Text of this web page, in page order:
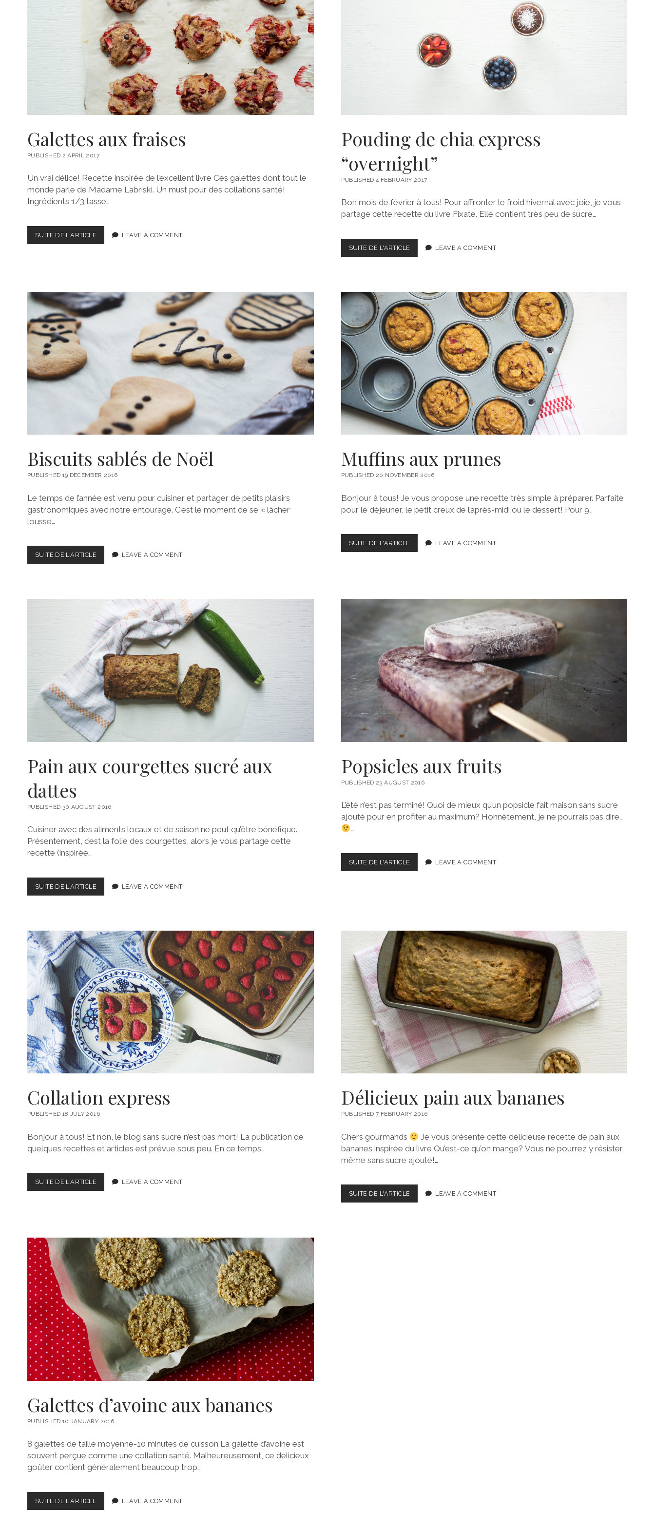
Galettes aux fraises
PUBLISHED 2 APRIL 2017
Un vrai délice! Recette inspirée de l’excellent livre Ces galettes dont tout le
monde parle de Madame Labriski. Un must pour des collations santé!
Ingrédients 1/3 tasse…
SUITE DE L'ARTICLEGALETTES
AUX
LEAVE A COMMENT
Pouding de chia express
“overnight”
PUBLISHED 4 FEBRUARY 2017
Bon mois de février à tous! Pour affronter le froid hivernal avec joie, je vous
partage cette recette du livre Fixate. Elle contient très peu de sucre…
SUITE DE L'ARTICLE POUDING
DE
LEAVE A COMMENT
Biscuits sablés de Noël
PUBLISHED 19 DECEMBER 2016
Le temps de l’année est venu pour cuisiner et partager de petits plaisirs
gastronomiques avec notre entourage. C’est le moment de se « lâcher
lousse…
SUITE DE L'ARTICLEBISCUITS
SABLÉS
LEAVE A COMMENT
Muffins aux prunes
PUBLISHED 20 NOVEMBER 2016
Bonjour à tous! Je vous propose une recette très simple à préparer. Parfaite
pour le déjeuner, le petit creux de l’après-midi ou le dessert! Pour 9…
SUITE DE L'ARTICLE MUFFINS
AUX
LEAVE A COMMENT
Pain aux courgettes sucré aux
dattes
PUBLISHED 30 AUGUST 2016
Cuisiner avec des aliments locaux et de saison ne peut qu’être bénéfique.
Présentement, c’est la folie des courgettes, alors je vous partage cette
recette (inspirée…
SUITE DE L'ARTICLEPAIN
AUX
DATTES
LEAVE A COMMENT
Popsicles aux fruits
PUBLISHED 23 AUGUST 2016
L’été n’est pas terminé! Quoi de mieux qu’un popsicle fait maison sans sucre
ajouté pour en profiter au maximum? Honnêtement, je ne pourrais pas dire…
…
SUITE DE L'ARTICLE POPSICLES
AUX
LEAVE A COMMENT
Collation express
PUBLISHED 18 JULY 2016
Bonjour à tous! Et non, le blog sans sucre n’est pas mort! La publication de
quelques recettes et articles est prévue sous peu. En ce temps…
SUITE DE L'ARTICLECOLLATION
EXPRESS
LEAVE A COMMENT
Délicieux pain aux bananes
PUBLISHED 7 FEBRUARY 2016
Chers gourmands
Je vous présente cette délicieuse recette de pain aux
bananes inspirée du livre Qu’est-ce qu’on mange? Vous ne pourrez y résister,
même sans sucre ajouté!…
SUITE DE L'ARTICLE DÉLICIEUX
PAIN
LEAVE A COMMENT
Galettes d’avoine aux bananes
PUBLISHED 10 JANUARY 2016
8 galettes de taille moyenne-10 minutes de cuisson La galette d’avoine est
souvent perçue comme une collation santé. Malheureusement, ce délicieux
goûter contient généralement beaucoup trop…
SUITE DE L'ARTICLEGALETTES
D’AVOINE
LEAVE A COMMENT